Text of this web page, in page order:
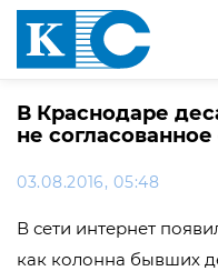
В Краснодаре
не
03.08.2016, 05:48
В сети интернет
как колонна бывших